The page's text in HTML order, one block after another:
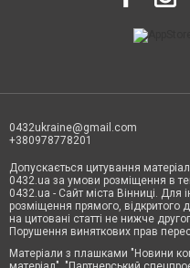
0432ukraine@gmail.com
+380978778201
Допускається цитування
0432.ua за умови розміщення в
0432.ua - Сайт міста Вінниці. Для
розміщення прямого, відкритого
на цитовані статті не нижче
Порушення виняткових прав
Матеріали з плашками "Новини